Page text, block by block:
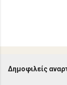
Δημοφιλείς